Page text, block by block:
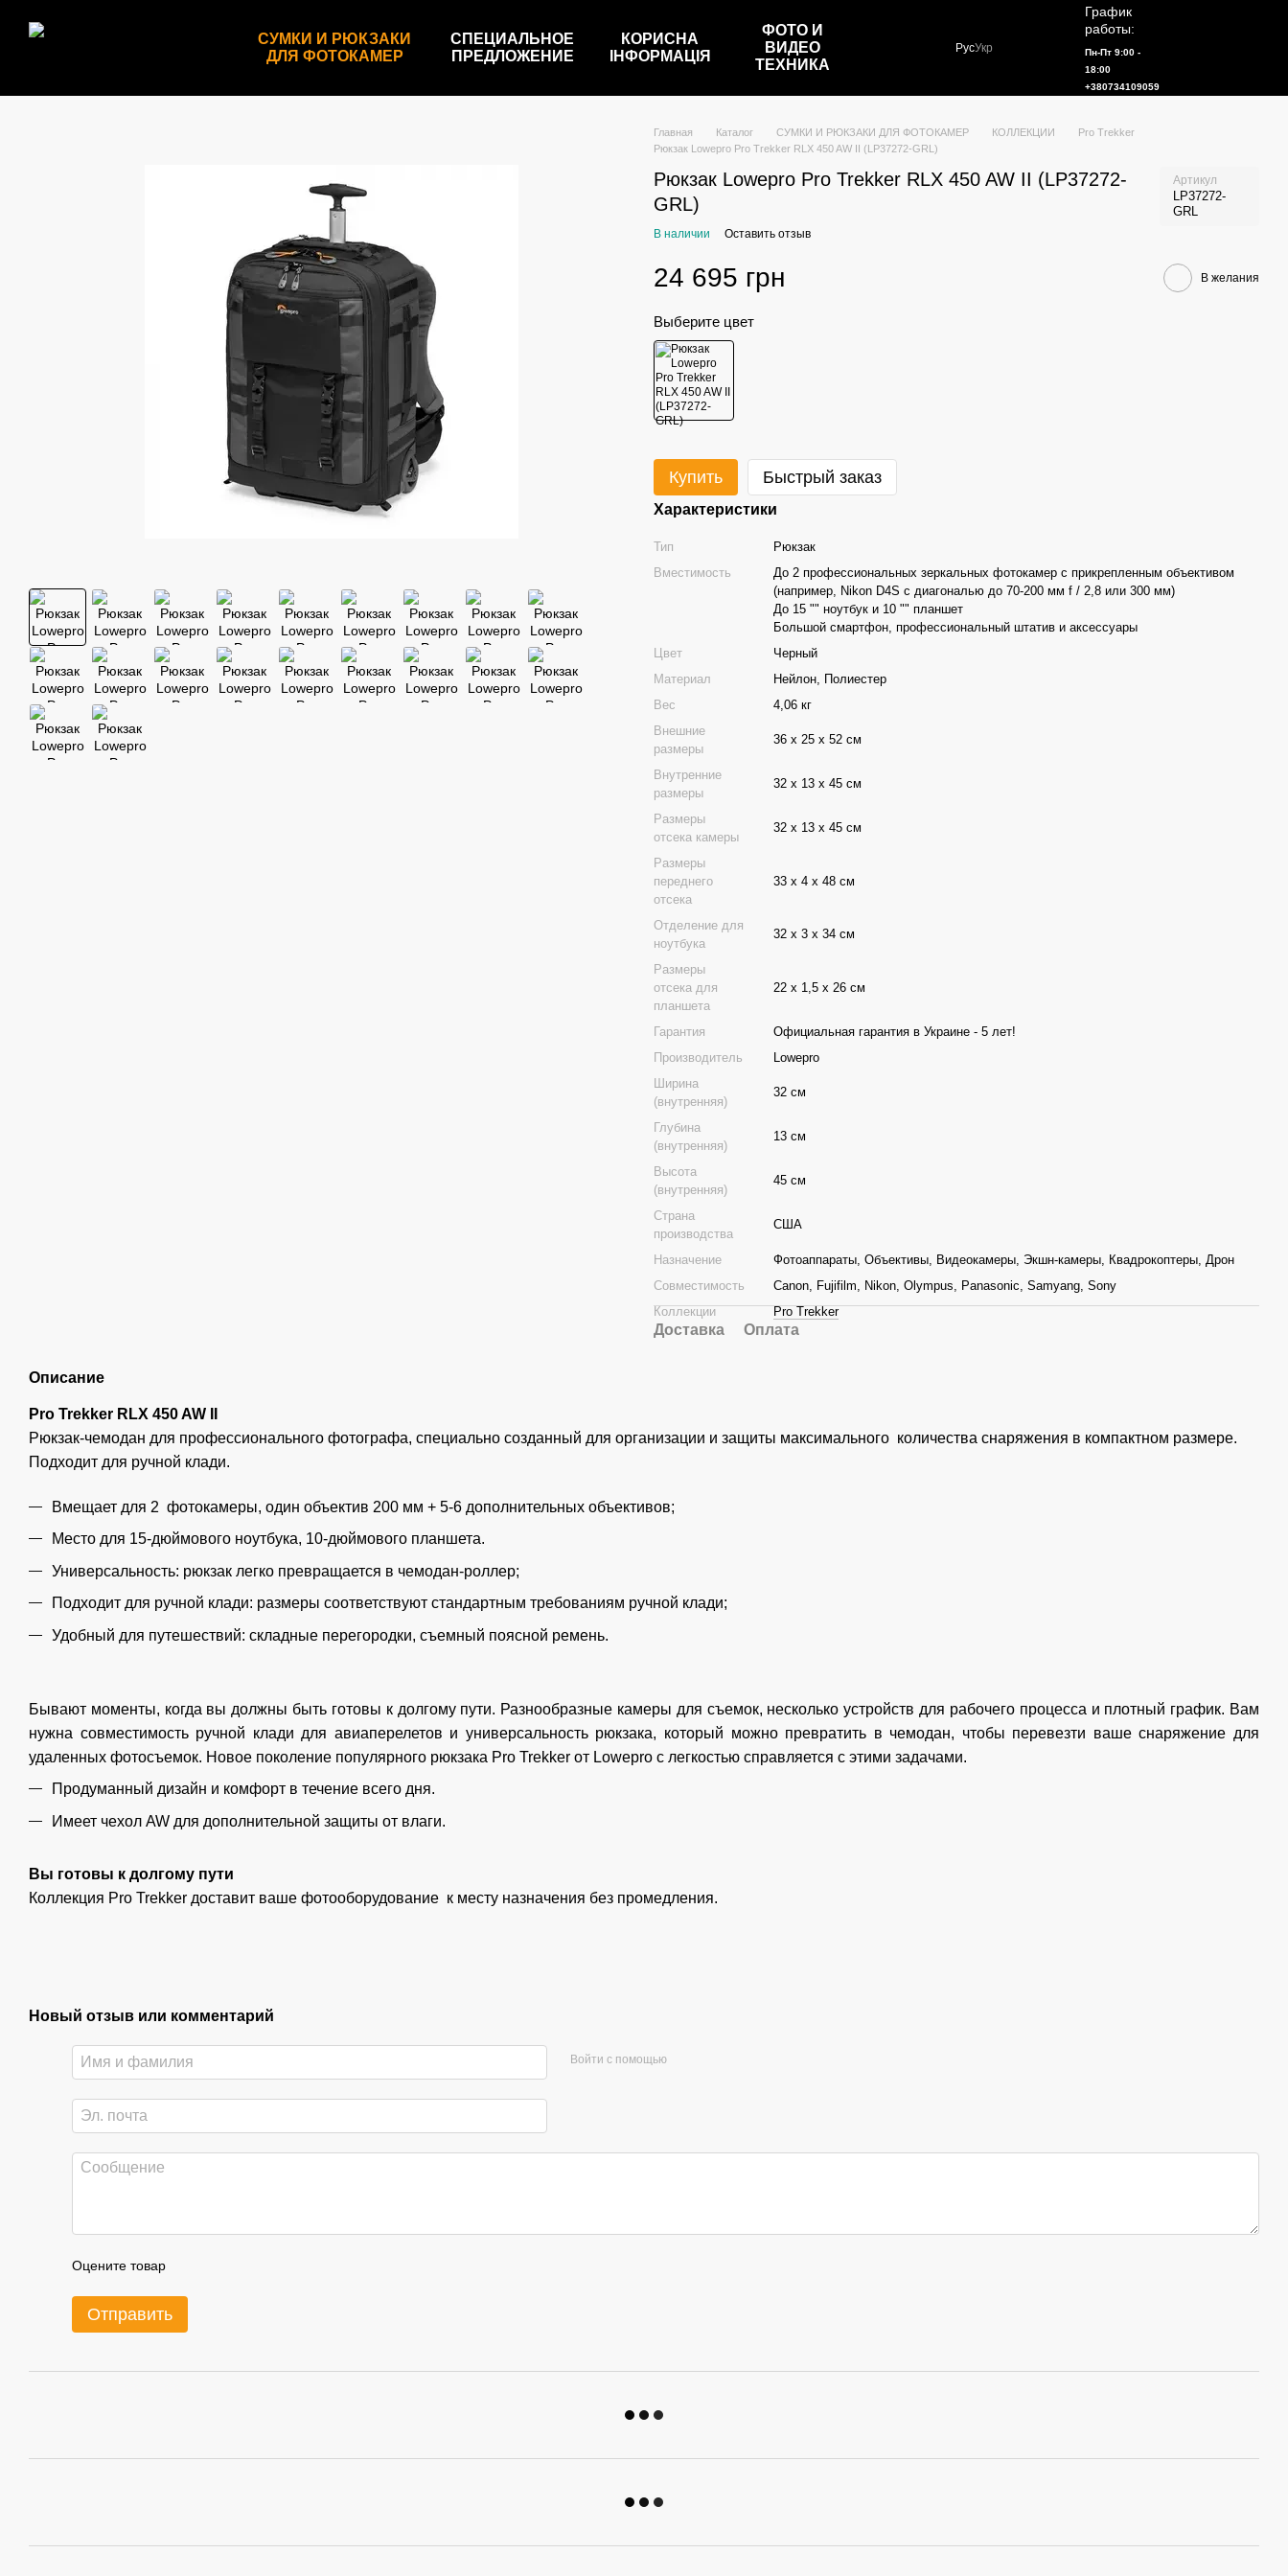
СУМКИ И РЮКЗАКИ
ДЛЯ ФОТОКАМЕР
СПЕЦИАЛЬНОЕ
ПРЕДЛОЖЕНИЕ
КОРИСНА
ІНФОРМАЦІЯ
ФОТО И
ВИДЕО
ТЕХНИКА
РусУкр
График
работы:
Пн-Пт 9:00 -
18:00
+380734109059
Главная Каталог СУМКИ И РЮКЗАКИ ДЛЯ ФОТОКАМЕР КОЛЛЕКЦИИ
Pro Trekker
Рюкзак Lowepro Pro Trekker RLX 450 AW II (LP37272-GRL)
Рюкзак Lowepro Pro Trekker RLX 450 AW II (LP37272-
GRL)
Артикул
LP37272-
GRL
В наличии Оставить отзыв
24 695 грн В желания
Выберите цвет
Купить Быстрый заказ
Характеристики
Тип
Рюкзак
Вместимость
До 2 профессиональных зеркальных фотокамер с прикрепленным объективом
(например, Nikon D4S с диагональю до 70-200 мм f / 2,8 или 300 мм)
До 15 "" ноутбук и 10 "" планшет
Большой смартфон, профессиональный штатив и аксессуары
Цвет
Черный
Материал
Нейлон, Полиестер
Вес
4,06 кг
Внешние
размеры
36 х 25 х 52 см
Внутренние
размеры
32 х 13 х 45 см
Размеры
отсека камеры
32 х 13 х 45 см
Размеры
переднего
отсека
33 х 4 х 48 см
Отделение для
ноутбука
32 х 3 х 34 см
Размеры
отсека для
планшета
22 х 1,5 х 26 см
Гарантия
Официальная гарантия в Украине - 5 лет!
Производитель
Lowepro
Ширина
(внутренняя)
32 см
Глубина
(внутренняя)
13 см
Высота
(внутренняя)
45 см
Страна
производства
США
Назначение
Фотоаппараты, Объективы, Видеокамеры, Экшн-камеры, Квадрокоптеры, Дрон
Совместимость
Canon, Fujifilm, Nikon, Olympus, Panasonic, Samyang, Sony
Коллекции
Pro Trekker
Доставка Оплата
Описание
Pro Trekker RLX 450 AW II
Рюкзак-чемодан для профессионального фотографа, специально созданный для организации и защиты максимального количества снаряжения в компактном размере.
Подходит для ручной клади.
Вмещает для 2 фотокамеры, один объектив 200 мм + 5-6 дополнительных объективов;
Место для 15-дюймового ноутбука, 10-дюймового планшета.
Универсальность: рюкзак легко превращается в чемодан-роллер;
Подходит для ручной клади: размеры соответствуют стандартным требованиям ручной клади;
Удобный для путешествий: складные перегородки, съемный поясной ремень.
Бывают моменты, когда вы должны быть готовы к долгому пути. Разнообразные камеры для съемок, несколько устройств для рабочего процесса и плотный график. Вам
нужна совместимость ручной клади для авиаперелетов и универсальность рюкзака, который можно превратить в чемодан, чтобы перевезти ваше снаряжение для
удаленных фотосъемок. Новое поколение популярного рюкзака Pro Trekker от Lowepro с легкостью справляется с этими задачами.
Продуманный дизайн и комфорт в течение всего дня.
Имеет чехол AW для дополнительной защиты от влаги.
Вы готовы к долгому пути
Коллекция Pro Trekker доставит ваше фотооборудование к месту назначения без промедления.
Новый отзыв или комментарий
Войти с помощью
Оцените товар
Отправить